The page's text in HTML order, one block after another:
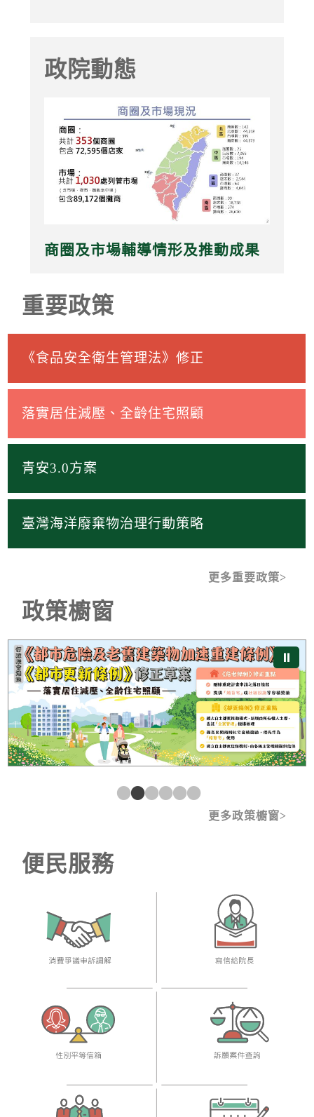
政院動態
商圈及市場輔導情形及推動成果
重要政策
《食品安全衛生管理法》修正
落實居住減壓、全齡住宅照顧
青安3.0方案
臺灣海洋廢棄物治理行動策略
更多重要政策
政策櫥窗
⏸
《都市危險及老舊建築物加速重建條例》及《都市更新條
更多政策櫥窗
便民服務